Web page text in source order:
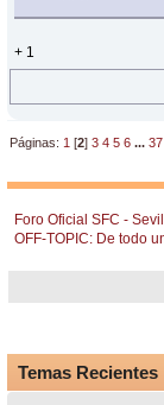
+ 1
Páginas: 1 [2]3 4 5 6 ...37
Foro Oficial SFC -
OFF-TOPIC: De todo
Temas Recientes